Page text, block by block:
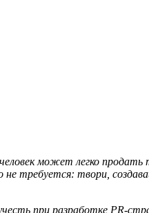
может легко продать
требуется: твори,
при разработке PR-